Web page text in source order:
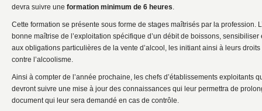
devra suivre une formation minimum de 6 heures.
Cette formation se présente sous forme de stages maîtrisés par la profession.
bonne maîtrise de l’exploitation spécifique d’un débit de boissons,
aux obligations particulières de la vente d’alcool, les initiant ainsi à leurs
contre l’alcoolisme.
Ainsi à compter de l’année prochaine, les chefs d’établissements exploitants
devront suivre une mise à jour des connaissances qui leur permettra de
document qui leur sera demandé en cas de contrôle.